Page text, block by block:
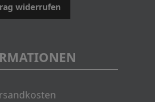
widerrufen